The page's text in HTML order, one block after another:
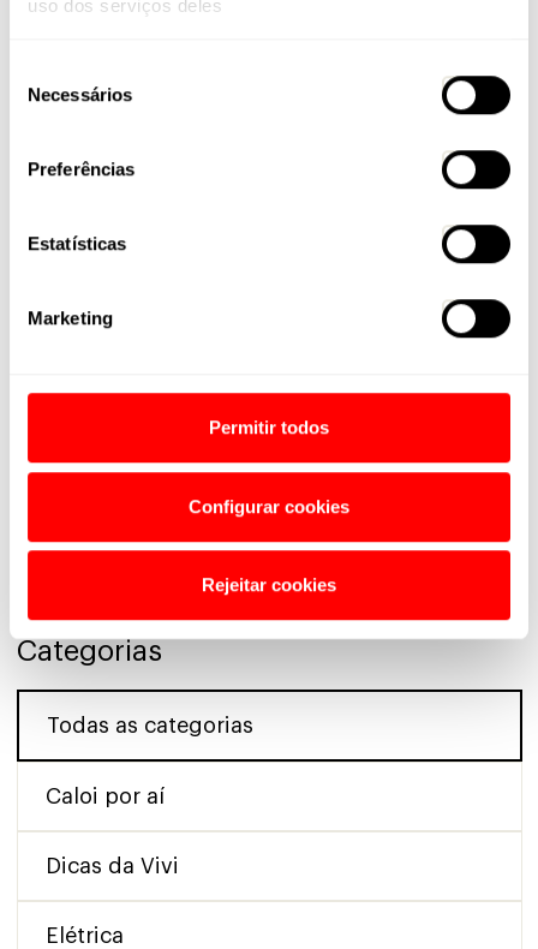
uso dos serviços deles
Necessários
Preferências
Estatísticas
Marketing
Permitir todos
Configurar cookies
Rejeitar cookies
E-VIBE LIFT
autonomia e excelente custo-
PEDAL PARA TODOS
A Caloi apresenta ao mercado
O movimento...
Categorias
Todas as categorias
Caloi por aí
Dicas da Vivi
Elétrica